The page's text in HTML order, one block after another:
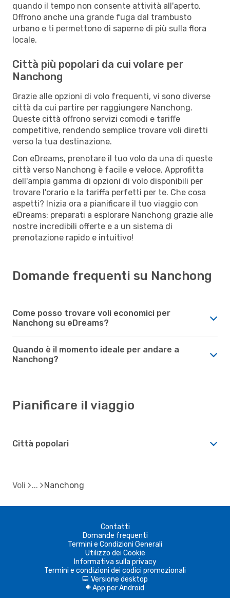
quando il tempo non consente attività all'aperto.
Offrono anche una grande fuga dal trambusto
urbano e ti permettono di saperne di più sulla flora
locale.
Città più popolari da cui volare per
Nanchong
Grazie alle opzioni di volo frequenti, vi sono diverse
città da cui partire per raggiungere Nanchong.
Queste città offrono servizi comodi e tariffe
competitive, rendendo semplice trovare voli diretti
verso la tua destinazione.
Con eDreams, prenotare il tuo volo da una di queste
città verso Nanchong è facile e veloce. Approfitta
dell'ampia gamma di opzioni di volo disponibili per
trovare l'orario e la tariffa perfetti per te. Che cosa
aspetti? Inizia ora a pianificare il tuo viaggio con
eDreams: preparati a esplorare Nanchong grazie alle
nostre incredibili offerte e a un sistema di
prenotazione rapido e intuitivo!
Domande frequenti su Nanchong
Come posso trovare voli economici per
Nanchong su eDreams?
Quando è il momento ideale per andare a
Nanchong?
Pianificare il viaggio
Città popolari
Voli Nanchong
Contatti
Domande frequenti
Termini e Condizioni Generali
Utilizzo dei Cookie
Informativa sulla privacy
Termini e condizioni dei codici promozionali
d Versione desktop
A App per Android